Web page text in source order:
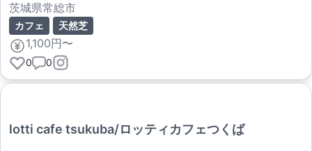
茨城県常総市
カフェ 天然芝
1,100円〜
0 0
lotti cafe tsukuba/ロッティカフェつくば